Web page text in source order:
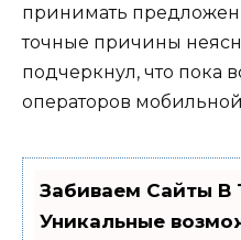
принимать
точные причины
подчеркнул, что пока
операторов
Забиваем Сайты
Уникальные